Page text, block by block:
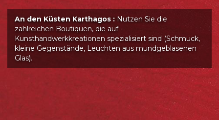
An den Küsten Karthagos : Nutzen Sie die
zahlreichen Boutiquen, die auf
Kunsthandwerkkreationen spezialisiert sind (Schmuck,
kleine Gegenstände, Leuchten aus mundgeblasenen
Glas).